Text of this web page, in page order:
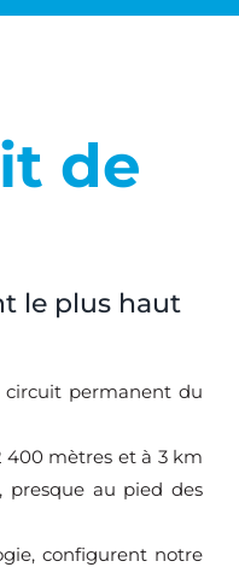
de
le plus haut
permanent du
400 mètres et à 3 km
presque au pied des
configurent notre